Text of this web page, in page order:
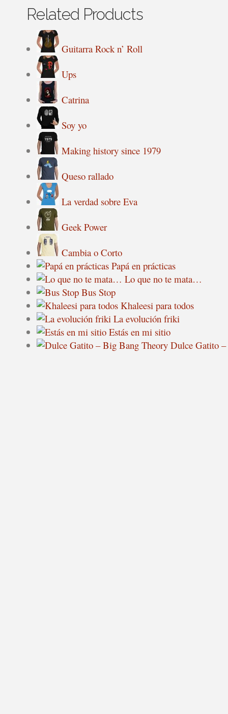
Related Products
Guitarra Rock n’ Roll
Ups
Catrina
Soy yo
Making history since 1979
Queso rallado
La verdad sobre Eva
Geek Power
Cambia o Corto
Papá en prácticas
Lo que no te mata…
Bus Stop
Khaleesi para todos
La evolución friki
Estás en mi sitio
Dulce Gatito